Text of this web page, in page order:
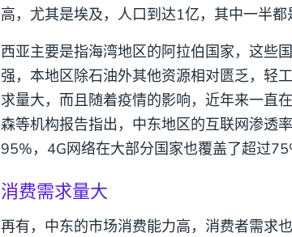
高，尤其是埃及，人口到达1亿，其中一半都
西亚主要是指海湾地区的阿拉伯国家，这些
强，本地区除石油外其他资源相对匮乏，轻
求量大，而且随着疫情的影响，近年来一直
森等机构报告指出，中东地区的互联网渗透
95%，4G网络在大部分国家也覆盖了超过
消费需求量大
再有，中东的市场消费能力高，消费者需求